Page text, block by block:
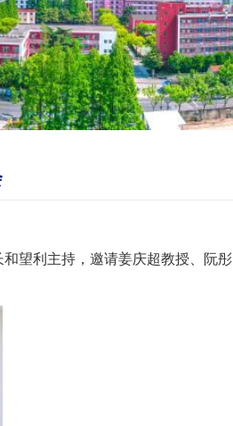
望利主持，邀请姜庆超教授、阮彤